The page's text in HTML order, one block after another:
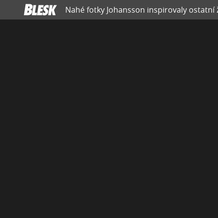
Nahé fotky Johansson inspirovaly ostatní